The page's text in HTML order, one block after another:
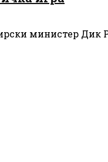
министер Дик